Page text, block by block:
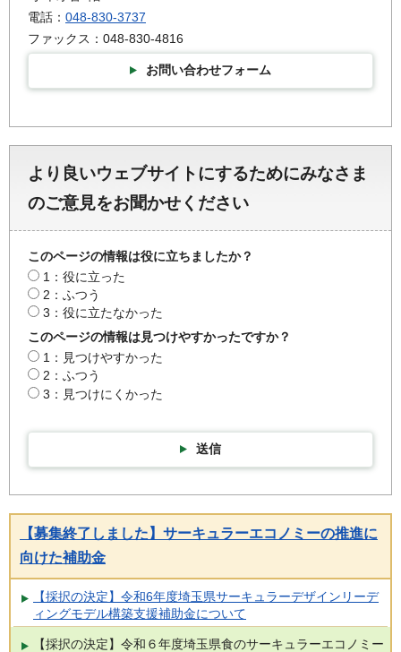
電話： 048-830-3737
ファックス：048-830-4816
お問い合わせフォーム
より良いウェブサイトにするためにみなさま
のご意見をお聞かせください
このページの情報は役に立ちましたか？
1：役に立った
2：ふつう
3：役に立たなかった
このページの情報は見つけやすかったですか？
1：見つけやすかった
2：ふつう
3：見つけにくかった
送信
【募集終了しました】サーキュラーエコノミーの推進に
向けた補助金
【採択の決定】令和6年度埼玉県サーキュラーデザインリーデ
ィングモデル構築支援補助金について
【採択の決定】令和６年度埼玉県食のサーキュラーエコノミー